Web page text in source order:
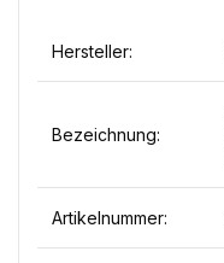
Hersteller:
Bezeichnung:
Artikelnummer: